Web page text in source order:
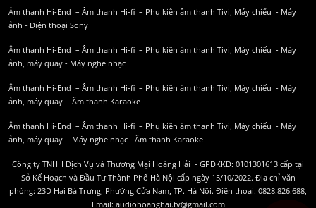
Âm thanh Hi-End – Âm thanh Hi-fi – Phụ kiện âm thanh Tivi, Máy chiếu - Máy
ảnh - Điện thoại Sony
Âm thanh Hi-End – Âm thanh Hi-fi – Phụ kiện âm thanh Tivi, Máy chiếu - Máy
ảnh, máy quay - Máy nghe nhạc
Âm thanh Hi-End – Âm thanh Hi-fi – Phụ kiện âm thanh Tivi, Máy chiếu - Máy
ảnh, máy quay - Âm thanh Karaoke
Âm thanh Hi-End – Âm thanh Hi-fi – Phụ kiện âm thanh Tivi, Máy chiếu - Máy
ảnh, máy quay - Máy nghe nhạc - Âm thanh Karaoke
Công ty TNHH Dịch Vụ và Thương Mại Hoàng Hải - GPĐKKD: 0101301613 cấp tại
Sở Kế Hoạch và Đầu Tư Thành Phố Hà Nội cấp ngày 15/10/2022. Địa chỉ văn
phòng: 23D Hai Bà Trưng, Phường Cửa Nam, TP. Hà Nội. Điện thoại: 0828.826.688,
Email: audiohoanghai.tv@gmail.com